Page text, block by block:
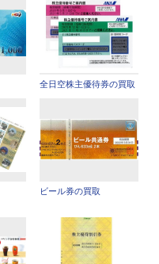
全日空株主優待券の買取
ビール券の買取